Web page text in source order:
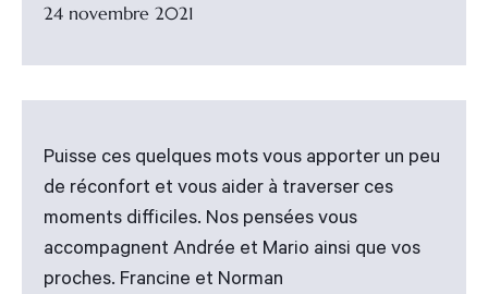
24 novembre 2021
Puisse ces quelques mots vous apporter un peu
de réconfort et vous aider à traverser ces
moments difficiles. Nos pensées vous
accompagnent Andrée et Mario ainsi que vos
proches. Francine et Norman